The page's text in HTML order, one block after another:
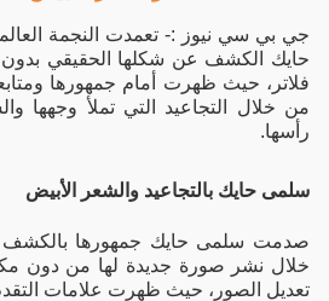
جي بي سي نيوز :- تعمدت النجمة
حايك الكشف عن شكلها الحقيقي بدون
فلاتر، حيث ظهرت أمام جمهورها
من خلال التجاعيد التي تملأ وجهها
رأسها.
سلمى حايك بالتجاعيد والشعر الأبيض
صدمت سلمى حايك جمهورها بالكشف
خلال نشر صورة جديدة لها من دون
تعديل الصور، حيث ظهرت علامات